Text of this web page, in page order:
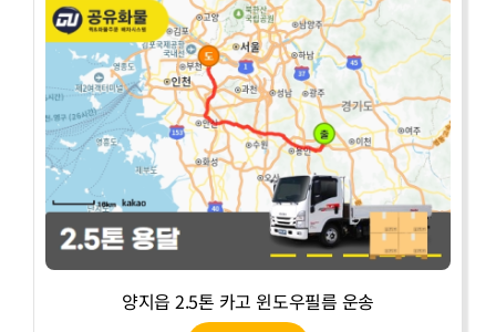
양지읍 2.5톤 카고 윈도우필름 운송